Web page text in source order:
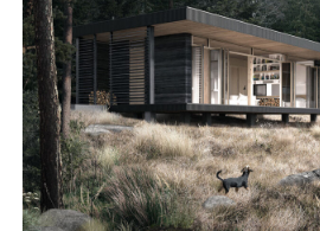
БУДІВНИЦТВО
АББ”ТВІЙ
Замовити